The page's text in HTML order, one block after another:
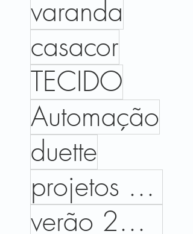
varanda
casacor
TECIDO
Automação
duette
projetos executados
verão 2026